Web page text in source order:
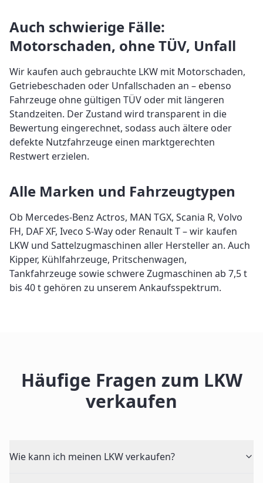
Auch schwierige Fälle:
Motorschaden, ohne TÜV, Unfall
Wir kaufen auch gebrauchte LKW mit Motorschaden,
Getriebeschaden oder Unfallschaden an – ebenso
Fahrzeuge ohne gültigen TÜV oder mit längeren
Standzeiten. Der Zustand wird transparent in die
Bewertung eingerechnet, sodass auch ältere oder
defekte Nutzfahrzeuge einen marktgerechten
Restwert erzielen.
Alle Marken und Fahrzeugtypen
Ob Mercedes-Benz Actros, MAN TGX, Scania R, Volvo
FH, DAF XF, Iveco S-Way oder Renault T – wir kaufen
LKW und Sattelzugmaschinen aller Hersteller an. Auch
Kipper, Kühlfahrzeuge, Pritschenwagen,
Tankfahrzeuge sowie schwere Zugmaschinen ab 7,5 t
bis 40 t gehören zu unserem Ankaufsspektrum.
Häufige Fragen zum LKW
verkaufen
Wie kann ich meinen LKW verkaufen?